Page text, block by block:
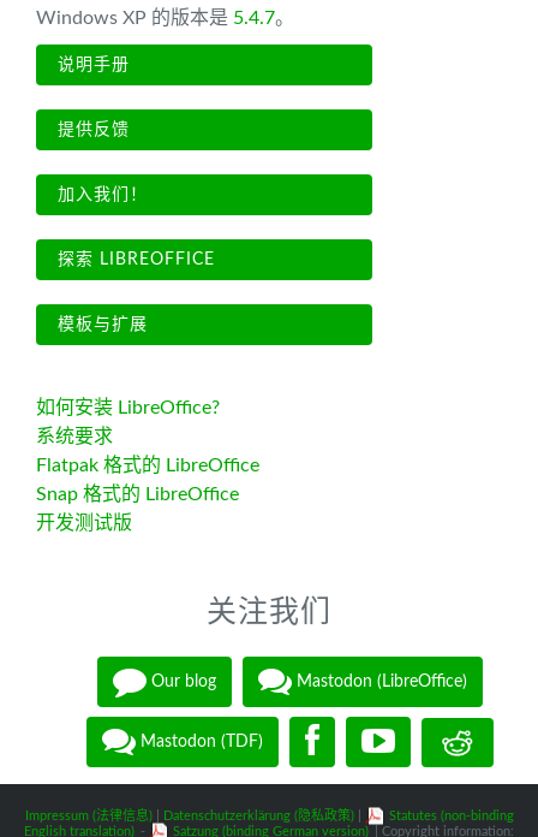
Windows XP 的版本是 5.4.7。
说明手册
提供反馈
加入我们！
探索 LIBREOFFICE
模板与扩展
如何安装 LibreOffice?
系统要求
Flatpak 格式的 LibreOffice
Snap 格式的 LibreOffice
开发测试版
关注我们
Our blog Mastodon (LibreOffice)
Mastodon (TDF)
Impressum (法律信息)| Datenschutzerklärung (隐私政策)|
Statutes (non-binding
English translation) - Satzung (binding German version) | Copyright information: